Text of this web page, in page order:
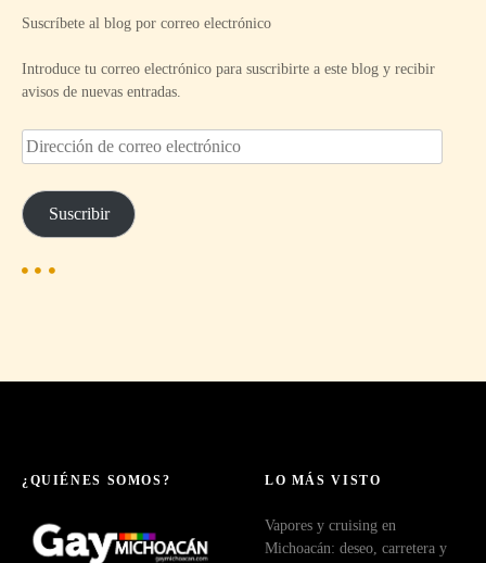
Suscríbete al blog por correo electrónico
Introduce tu correo electrónico para suscribirte a este blog y recibir
avisos de nuevas entradas.
D
i
e
c
i
e
Suscribir
¿QUIÉNES SOMOS? LO MÁS VISTO
Vapores y cruising en
Michoacán: deseo, carretera y